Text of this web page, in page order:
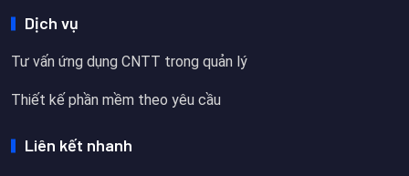
Dịch vụ
Tư vấn ứng dụng CNTT trong quản lý
Thiết kế phần mềm theo yêu cầu
Liên kết nhanh